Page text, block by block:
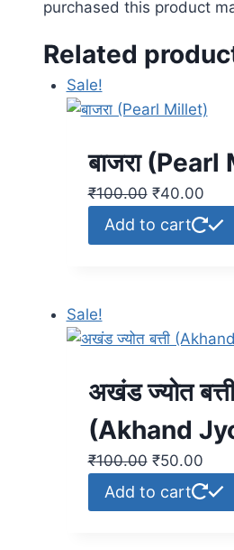
purchased this product
Related
Sale!
बाजरा
₹100.00 ₹40.00
Add to cart
Sale!
अखंड ज्योत बत्ती
(Akhand
₹100.00 ₹50.00
Add to cart